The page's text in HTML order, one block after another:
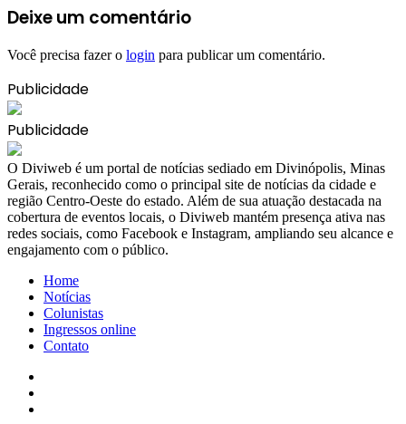
Deixe um comentário
Você precisa fazer o login para publicar um comentário.
Publicidade
Publicidade
​O Diviweb é um portal de notícias sediado em Divinópolis, Minas
Gerais, reconhecido como o principal site de notícias da cidade e
região Centro-Oeste do estado. Além de sua atuação destacada na
cobertura de eventos locais, o Diviweb mantém presença ativa nas
redes sociais, como Facebook e Instagram, ampliando seu alcance e
engajamento com o público.
Home
Notícias
Colunistas
Ingressos online
Contato